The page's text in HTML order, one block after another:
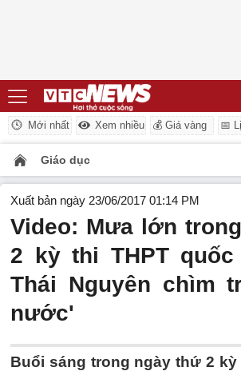
Mới nhất Xem nhiều 💰 Giá vàng 📅
Giáo dục
Xuất bản ngày 23/06/2017 01:14 PM
Video: Mưa lớn
2 kỳ thi THPT quốc
Thái Nguyên chìm
nước'
Buổi sáng trong ngày thứ 2 kỳ